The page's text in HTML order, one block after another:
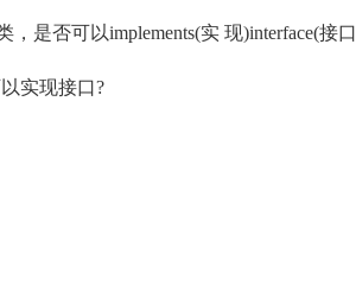
，是否可以implements(实 现)interface(接口
实现接口?